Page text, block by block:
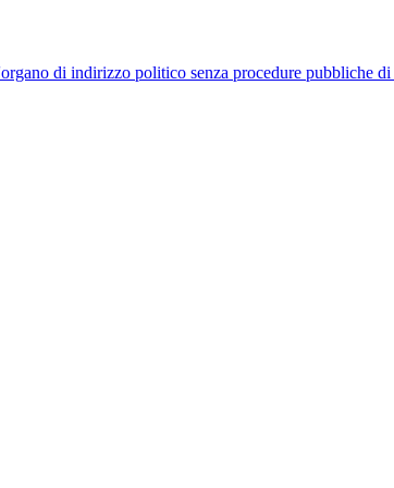
di indirizzo politico senza procedure pubbliche